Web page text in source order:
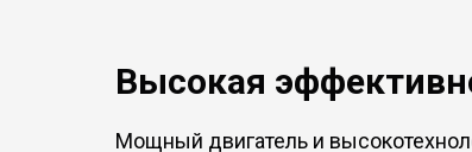
Высокая
Мощный двигатель и